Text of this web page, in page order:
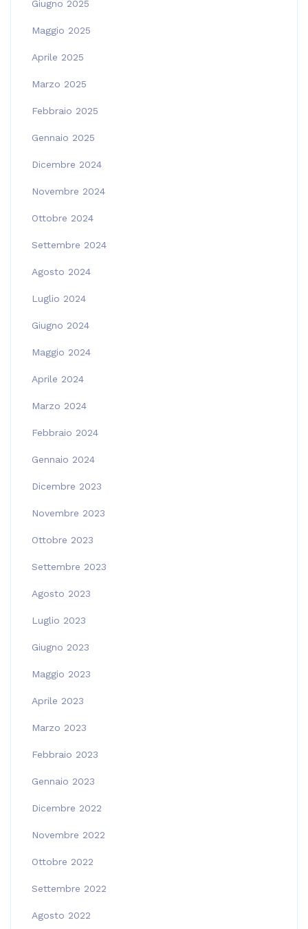
Giugno 2025
Maggio 2025
Aprile 2025
Marzo 2025
Febbraio 2025
Gennaio 2025
Dicembre 2024
Novembre 2024
Ottobre 2024
Settembre 2024
Agosto 2024
Luglio 2024
Giugno 2024
Maggio 2024
Aprile 2024
Marzo 2024
Febbraio 2024
Gennaio 2024
Dicembre 2023
Novembre 2023
Ottobre 2023
Settembre 2023
Agosto 2023
Luglio 2023
Giugno 2023
Maggio 2023
Aprile 2023
Marzo 2023
Febbraio 2023
Gennaio 2023
Dicembre 2022
Novembre 2022
Ottobre 2022
Settembre 2022
Agosto 2022